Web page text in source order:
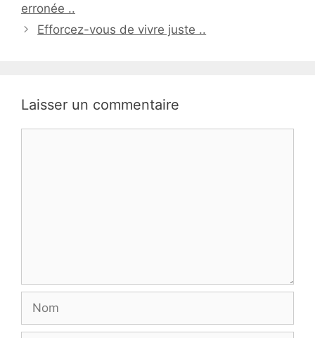
erronée ..
Efforcez-vous de vivre juste ..
Laisser un commentaire